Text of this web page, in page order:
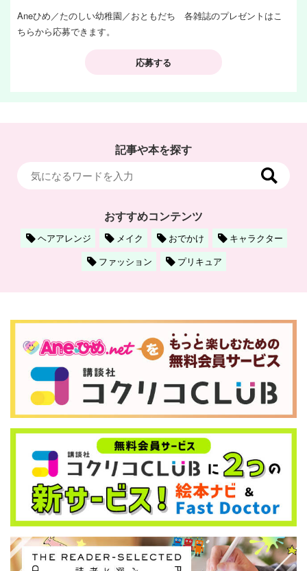
Aneひめ／たのしい幼稚園／おともだち 各雑誌のプレゼントはこ
ちらから応募できます。
応募する
記事や本を探す
おすすめコンテンツ
ヘアアレンジ メイク おでかけ
キャラクター
ファッション
プリキュア